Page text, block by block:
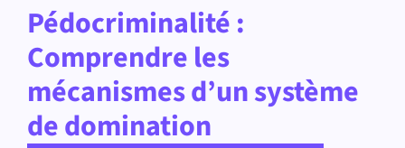
Pédocriminalité :
Comprendre les
mécanismes d’un système
de domination